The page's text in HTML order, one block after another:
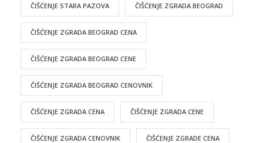
ČIŠĆENJE STARA PAZOVA ČIŠĆENJE ZGRADA BEOGRAD
ČIŠĆENJE ZGRADA BEOGRAD CENA
ČIŠĆENJE ZGRADA BEOGRAD CENE
ČIŠĆENJE ZGRADA BEOGRAD CENOVNIK
ČIŠĆENJE ZGRADA CENA ČIŠĆENJE ZGRADA CENE
ČIŠĆENJE ZGRADA CENOVNIK ČIŠĆENJE ZGRADE CENA